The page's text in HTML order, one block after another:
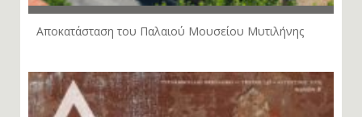
Αποκατάσταση του Παλαιού Μουσείου Μυτιλήνης